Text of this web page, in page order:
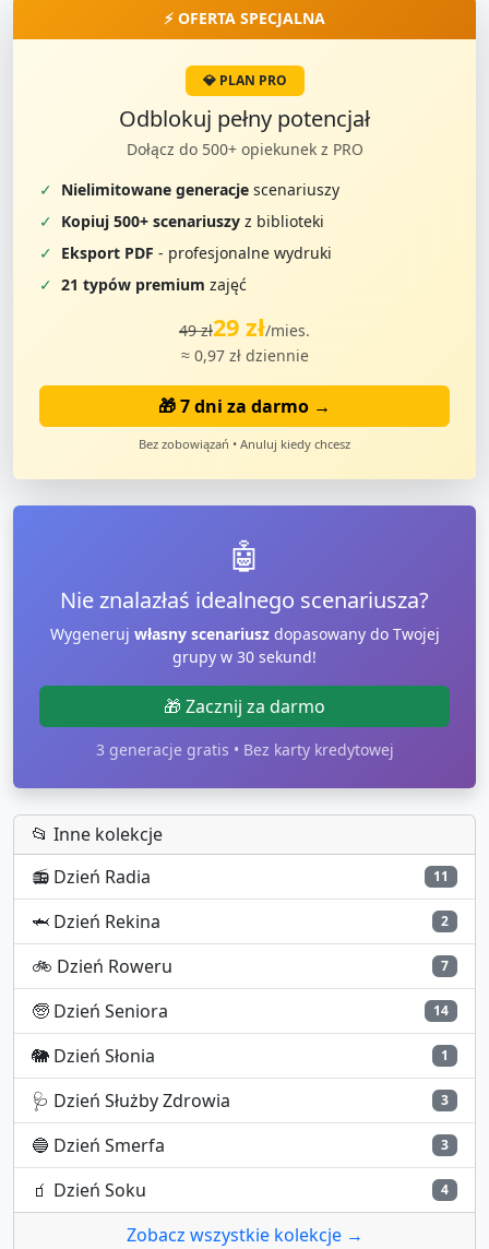
⚡ OFERTA SPECJALNA
💎 PLAN PRO
Odblokuj pełny potencjał
Dołącz do 500+ opiekunek z PRO
✓ Nielimitowane generacje scenariuszy
✓ Kopiuj 500+ scenariuszy z biblioteki
✓ Eksport PDF - profesjonalne wydruki
✓ 21 typów premium zajęć
49 zł29 zł/mies.
≈ 0,97 zł dziennie
🎁 7 dni za darmo →
Bez zobowiązań • Anuluj kiedy chcesz
🤖
Nie znalazłaś idealnego scenariusza?
Wygeneruj własny scenariuszdopasowany do Twojej
grupy w 30 sekund!
🎁 Zacznij za darmo
3 generacje gratis • Bez karty kredytowej
📂 Inne kolekcje
📻 Dzień Radia 11
🦈 Dzień Rekina 2
🚲 Dzień Roweru 7
🧓 Dzień Seniora 14
🐘 Dzień Słonia 1
🩺 Dzień Służby Zdrowia 3
🔵 Dzień Smerfa 3
🧃 Dzień Soku 4
Zobacz wszystkie kolekcje →